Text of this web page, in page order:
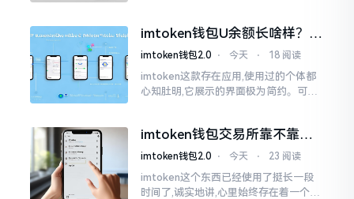
imtoken钱包U余额长啥样？截
图这样看
imtoken钱包2.0 ⋅ 今天 ⋅ 18 阅读
imtoken这款存在应用,使用过的个体都
心知肚明,它展示的界面极为简约。可是,
imtoken钱包交易所靠不靠
谱？老玩家说说心里话
imtoken钱包2.0 ⋅ 今天 ⋅ 23 阅读
imtoken这个东西已经使用了挺长一段
时间了,诚实地讲,心里始终存在着一个疙